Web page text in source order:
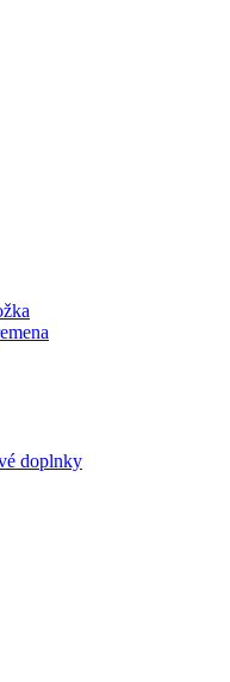
doplnky